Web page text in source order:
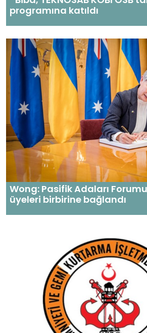
programına katıldı
Wong: Pasifik Adaları
üyeleri birbirine bağlandı